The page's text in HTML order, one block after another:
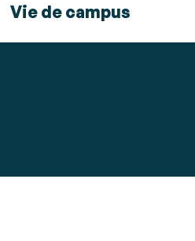
Vie de campus